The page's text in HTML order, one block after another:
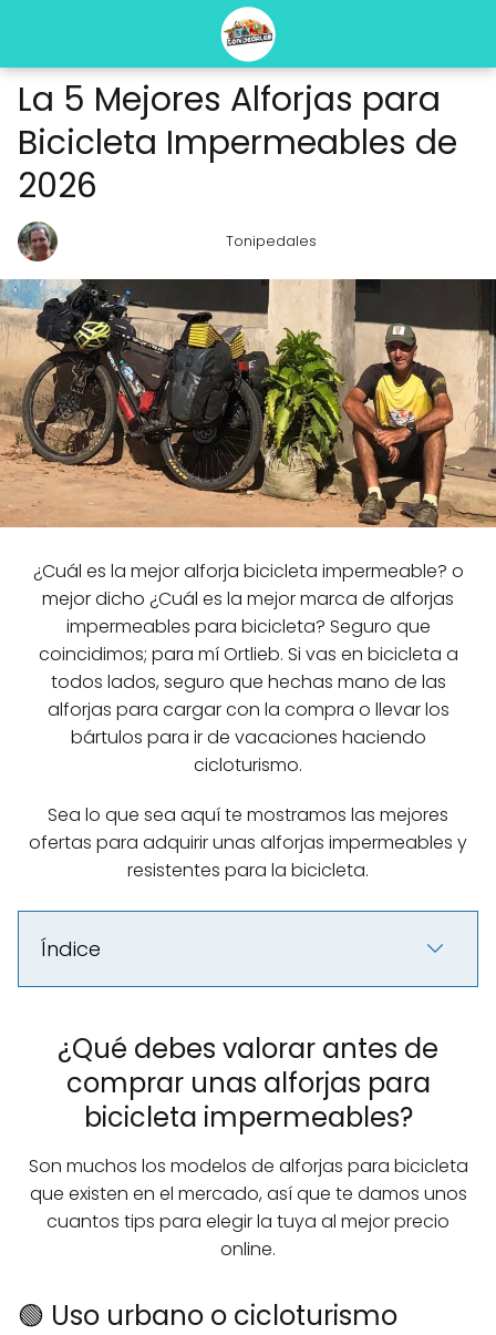
La 5 Mejores Alforjas para
Bicicleta Impermeables de
2026
Tonipedales
¿Cuál es la mejor alforja bicicleta impermeable? o
mejor dicho ¿Cuál es la mejor marca de alforjas
impermeables para bicicleta? Seguro que
coincidimos; para mí Ortlieb. Si vas en bicicleta a
todos lados, seguro que hechas mano de las
alforjas para cargar con la compra o llevar los
bártulos para ir de vacaciones haciendo
cicloturismo.
Sea lo que sea aquí te mostramos las mejores
ofertas para adquirir unas alforjas impermeables y
resistentes para la bicicleta.
Índice
¿Qué debes valorar antes de
comprar unas alforjas para
bicicleta impermeables?
Son muchos los modelos de alforjas para bicicleta
que existen en el mercado, así que te damos unos
cuantos tips para elegir la tuya al mejor precio
online.
🟢 Uso urbano o cicloturismo